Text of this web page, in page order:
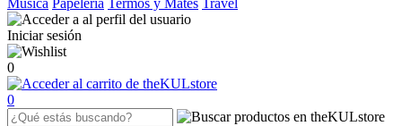
Música Papelería Termos y Mates Travel
Iniciar sesión
0
0